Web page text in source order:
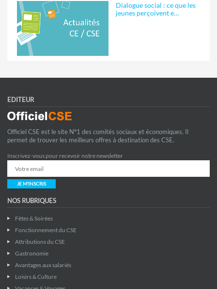
Dialogue social : ce que les
jeunes perçoivent e…
EDITEUR
Officiel CSE est le site N°1 des comités sociaux et économiques. Il
permet de trouver les meilleurs offres à destination des CSE.
Inscrivez-vous pour recevoir notre newsletter
JE M'INSCRIS
NOS RUBRIQUES
Fêtes & Soirées
Fonctionnement du CSE
Attributions du CSE
Gastronomie
Avantages aux salariés
Loisirs & Culture